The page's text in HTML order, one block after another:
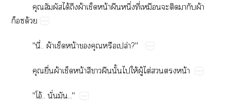
​​ได้​​ผ้​​น้​​ึ่​ี่​​​​​​ผ้​
ด้
"ี่..​ผ้​​น้​​​​ปล่?"
​ื่​ผ้​​น้​​​​ั้​​ให้​ู้​ไต่​​​น้
"โอ้..​ั่​..."